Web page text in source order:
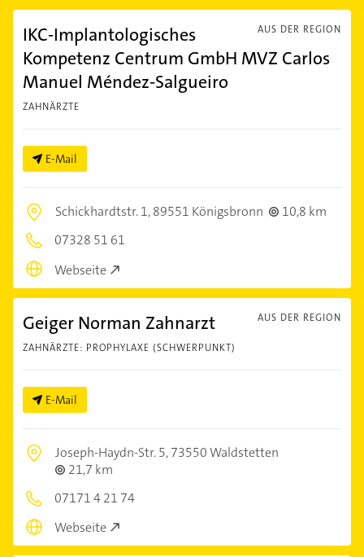
AUS DER REGION
IKC-Implantologisches
Kompetenz Centrum GmbH MVZ Carlos
Manuel Méndez-Salgueiro
ZAHNÄRZTE
E-Mail
Schickhardtstr. 1,89551 Königsbronn
10,8 km
07328 51 61
Webseite
AUS DER REGION
Geiger Norman Zahnarzt
ZAHNÄRZTE: PROPHYLAXE (SCHWERPUNKT)
E-Mail
Joseph-Haydn-Str. 5,73550 Waldstetten
21,7 km
07171 4 21 74
Webseite